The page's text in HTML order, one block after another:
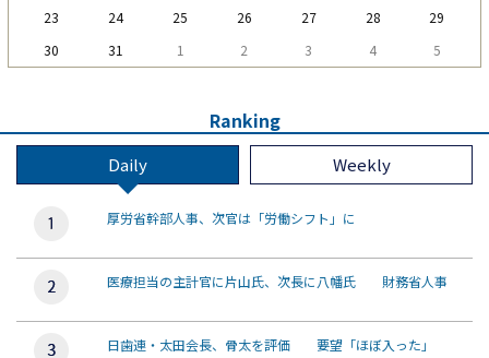
23
24 25 26 27 28
29
30
31 1 2 3 4 5
Ranking
Daily Weekly
厚労省幹部人事、次官は「労働シフト」に
医療担当の主計官に片山氏、次長に八幡氏 財務省人事
日歯連・太田会長、骨太を評価 要望「ほぼ入った」